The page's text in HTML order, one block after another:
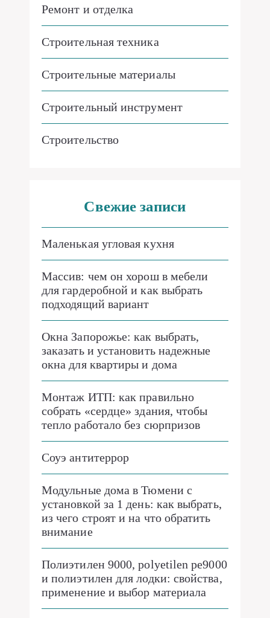
Ремонт и отделка
Строительная техника
Строительные материалы
Строительный инструмент
Строительство
Свежие записи
Маленькая угловая кухня
Массив: чем он хорош в мебели
для гардеробной и как выбрать
подходящий вариант
Окна Запорожье: как выбрать,
заказать и установить надежные
окна для квартиры и дома
Монтаж ИТП: как правильно
собрать «сердце» здания, чтобы
тепло работало без сюрпризов
Соуэ антитеррор
Модульные дома в Тюмени с
установкой за 1 день: как выбрать,
из чего строят и на что обратить
внимание
Полиэтилен 9000, polyetilen pe9000
и полиэтилен для лодки: свойства,
применение и выбор материала